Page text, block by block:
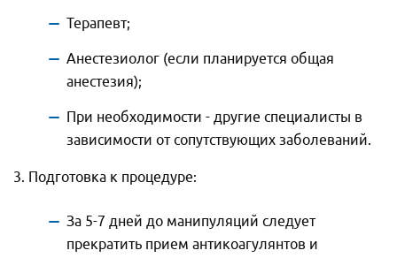
Терапевт;
Анестезиолог (если планируется общая
анестезия);
При необходимости - другие специалисты в
зависимости от сопутствующих заболеваний.
3. Подготовка к процедуре:
За 5-7 дней до манипуляций следует
прекратить прием антикоагулянтов и
«Условиями сбора и обработки
персональных данных».
Я ознакомлен и согласен с
«Условиями сбора и обработки
персональных данных».
Телефон
сбора и обработки персональных